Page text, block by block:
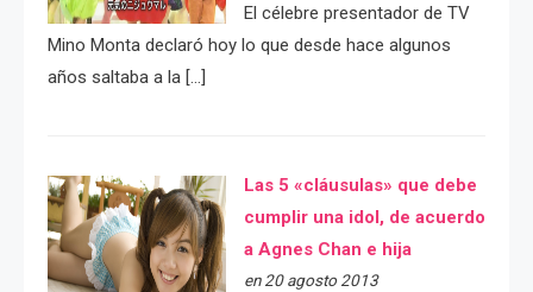
El célebre presentador de TV
Mino Monta declaró hoy lo que desde hace algunos
años saltaba a la […]
Las 5 «cláusulas» que debe
cumplir una idol, de acuerdo
a Agnes Chan e hija
en 20 agosto 2013